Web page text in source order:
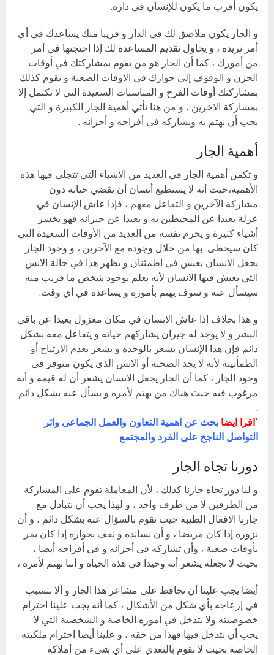
يكون أقرب ما يكون للإنسان في داره.
و الجار يكون ملاصق لك في الدار و قريبا منك يساعدك في أي
أمر تريده ، و يحاول تقديم المساعدة لك إذا احتجتها في أمر
من أمورك ، كما أن الجار هو من يقوم بمشاركتك في أوقات
الحزن و الوقوف إلى جوارك في الاوقات الصعبة و يقوم كذلك
بمشاركتك أوقات الفرح و المناسبات السعيدة التي لا تكتمل إلا
بمشاركة الاخرين ، و من هنا تأتي أهمية الجار الكبيرة و التي
يجب أن نهتم به ويشاركه في أفراحه و أحزانه .
أهمية الجار
و تكمن أهمية الجار في العديد من الاشياء التي تتجلى فيها هذه
الأهمية،حيث أنه لا يستطيع أنسان أن يقضي حياته دون
مشاركة الآخرين و التفاعل معهم ، فإذا عاش الإنسان في
عزلة بعيدا عن المحيطين به و بعيدا عن جيرانه فهو يخسر
أشياء كثيرة و يحرم نفسه من العديد من الأوقات السعيدة التي
كان سيحظى بها من خلال وجوده مع الآخرين ، و وجود الجار
يجعل الانسان يعيش في اطمئنان و يظهر هذا في حالة الانس
التي يعيش فيها الانسان لأنه يعلم بوجود شخص ما قريب منه
سيسأل عنه و سوف يهتم بأموره و يساعده في أي وقت.
و هذا بخلاف إذا عاش الانسان في مكان معزول بعيدا عن باقي
البشر و لا يوجد له جيران يشاركهم حياته و يتفاعل معه بشكل
دائم فإن هذا الإنسان يشعر بالوحدة و يشعر بعدم الارتياح أو
الطمأنينة لأنه لا يجد الصحبة أو الانس الذي يكون متوفر في
وجود الجار ، كما أن الجار يجعل الانسان يشعر أن له قيمة و أنه
مرغوب فيه حيث هناك من يهتم لأمره و يسأل عنه بشكل دائم
.
*اقرا ايضا بحث عن اهمية التعاون والعمل الجماعى واثر
التواصل الناجح على الفرد والمجتمع
دورنا تجاه الجار
و لنا دور تجاه جارنا كذلك ، لأن المعاملة تقوم على المشاركة
من الطرفين لا من طرف واحد ، و لهذا يجب أن نتبادل مع
جارنا الافعال الطيبة حيث نقوم بالسؤال عنه بشكل دائم ، و أن
نزوره إذا كان مريضا ، و أن نسانده و نقف بجواره إذا كان يمر
بأوقات صعبة ، وأن تشاركه في أحزانه و في أفراحه أيضا ،
بحيث لا نجعله يشعر أنه وحيدا في هذه الحياة و أننا نهتم لأمره ،
أيضا يجب علينا أن نحافظ على مشاعر هذا الجار و ألا نتسبب
في إزعاجه بأي شكل من الأشكال ، كما أنه يجب علينا احترام
خصوصيته ولا نتدخل في اموره الخاصة و الشخصية التي لا
يحب أن نتدخل فيها فهذا من حقه ، و علينا أيضا احترام ملكيته
الخاصة بحيث لا نقوم بالتعدي على أي شيء من أملاكه